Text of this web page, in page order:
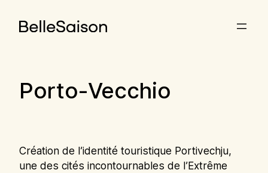
Porto-Vecchio
Création de l’identité touristique Portivechju,
une des cités incontournables de l’Extrême